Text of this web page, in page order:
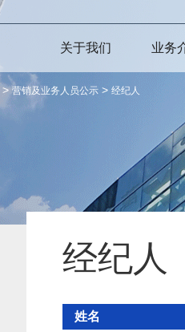
关于我们 业务
>营销及业务人员公示 > 经纪人
经纪人
姓名